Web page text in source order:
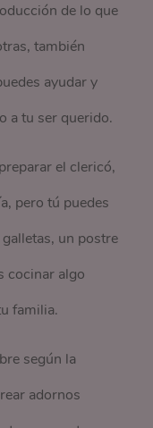
de lo que
también
ayudar y
a tu ser querido.
el clericó,
pero tú puedes
un postre
cocinar algo
familia.
según la
adornos